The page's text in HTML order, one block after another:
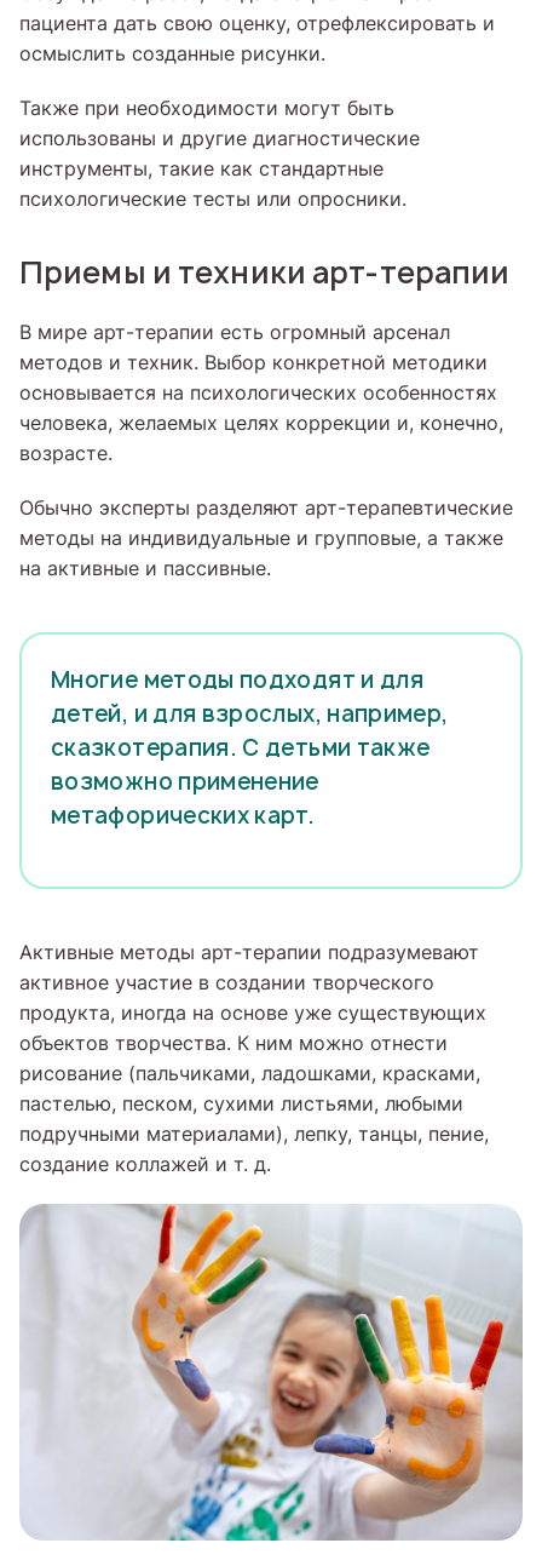
пациента дать свою оценку, отрефлексировать и
осмыслить созданные рисунки.
Также при необходимости могут быть
использованы и другие диагностические
инструменты, такие как стандартные
психологические тесты или опросники.
Приемы и техники арт-терапии
В мире арт-терапии есть огромный арсенал
методов и техник. Выбор конкретной методики
основывается на психологических особенностях
человека, желаемых целях коррекции и, конечно,
возрасте.
Обычно эксперты разделяют арт-терапевтические
методы на индивидуальные и групповые, а также
на активные и пассивные.
Многие методы подходят и для
детей, и для взрослых, например,
сказкотерапия. С детьми также
возможно применение
метафорических карт.
Активные методы арт-терапии подразумевают
активное участие в создании творческого
продукта, иногда на основе уже существующих
объектов творчества. К ним можно отнести
рисование (пальчиками, ладошками, красками,
пастелью, песком, сухими листьями, любыми
подручными материалами), лепку, танцы, пение,
создание коллажей и т. д.